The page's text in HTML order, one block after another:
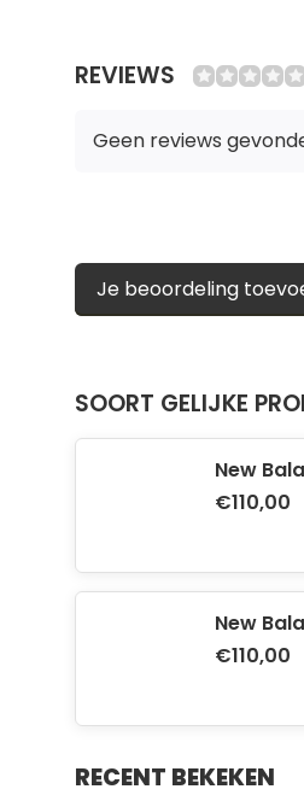
REVIEWS
Geen reviews
Je beoordeling
SOORT GELIJKE
New
€110,00
New
€110,00
RECENT BEKEKEN